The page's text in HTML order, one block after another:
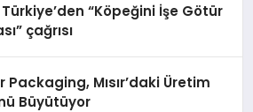
“Köpeğini İşe Götür
çağrısı
Packaging, Mısır’daki Üretim
Büyütüyor